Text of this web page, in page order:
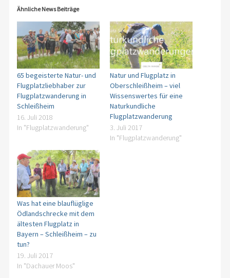
Ähnliche News Beiträge
65 begeisterte Natur- und
Flugplatzliebhaber zur
Flugplatzwanderung in
Schleißheim
16. Juli 2018
In "Flugplatzwanderung"
Natur und Flugplatz in
Oberschleißheim – viel
Wissenswertes für eine
Naturkundliche
Flugplatzwanderung
3. Juli 2017
In "Flugplatzwanderung"
Was hat eine blauflüglige
Ödlandschrecke mit dem
ältesten Flugplatz in
Bayern – Schleißheim – zu
tun?
19. Juli 2017
In "Dachauer Moos"